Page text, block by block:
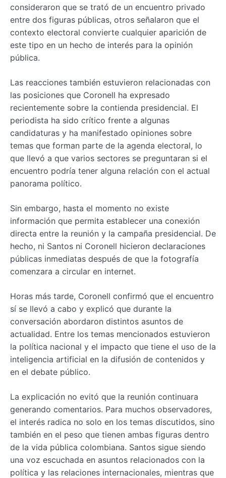
consideraron que se trató de un encuentro privado
entre dos figuras públicas, otros señalaron que el
contexto electoral convierte cualquier aparición de
este tipo en un hecho de interés para la opinión
pública.
Las reacciones también estuvieron relacionadas con
las posiciones que Coronell ha expresado
recientemente sobre la contienda presidencial. El
periodista ha sido crítico frente a algunas
candidaturas y ha manifestado opiniones sobre
temas que forman parte de la agenda electoral, lo
que llevó a que varios sectores se preguntaran si el
encuentro podría tener alguna relación con el actual
panorama político.
Sin embargo, hasta el momento no existe
información que permita establecer una conexión
directa entre la reunión y la campaña presidencial. De
hecho, ni Santos ni Coronell hicieron declaraciones
públicas inmediatas después de que la fotografía
comenzara a circular en internet.
Horas más tarde, Coronell confirmó que el encuentro
sí se llevó a cabo y explicó que durante la
conversación abordaron distintos asuntos de
actualidad. Entre los temas mencionados estuvieron
la política nacional y el impacto que tiene el uso de la
inteligencia artificial en la difusión de contenidos y
en el debate público.
La explicación no evitó que la reunión continuara
generando comentarios. Para muchos observadores,
el interés radica no solo en los temas discutidos, sino
también en el peso que tienen ambas figuras dentro
de la vida pública colombiana. Santos sigue siendo
una voz escuchada en asuntos relacionados con la
política y las relaciones internacionales, mientras que